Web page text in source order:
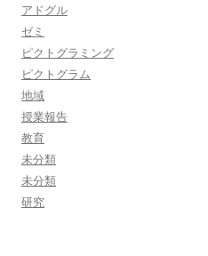
アドグル
ゼミ
ピクトグラミング
ピクトグラム
地域
授業報告
教育
未分類
未分類
研究